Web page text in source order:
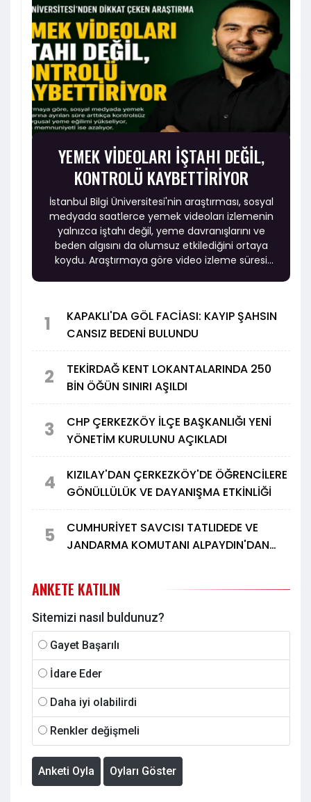
YEMEK VİDEOLARI İŞTAHI DEĞİL,
KONTROLÜ KAYBETTİRİYOR
İstanbul Bilgi Üniversitesi'nin araştırması, sosyal
medyada saatlerce yemek videoları izlemenin
yalnızca iştahı değil, yeme davranışlarını ve
beden algısını da olumsuz etkilediğini ortaya
koydu. Araştırmaya göre video izleme süresi
1
KAPAKLI'DA GÖL FACİASI: KAYIP ŞAHSIN
CANSIZ BEDENİ BULUNDU
2
TEKİRDAĞ KENT LOKANTALARINDA 250
BİN ÖĞÜN SINIRI AŞILDI
3
CHP ÇERKEZKÖY İLÇE BAŞKANLIĞI YENİ
YÖNETİM KURULUNU AÇIKLADI
4
KIZILAY'DAN ÇERKEZKÖY'DE ÖĞRENCİLERE
GÖNÜLLÜLÜK VE DAYANIŞMA ETKİNLİĞİ
5
CUMHURİYET SAVCISI TATLIDEDE VE
JANDARMA KOMUTANI ALPAYDIN'DAN
ANKETE KATILIN
Sitemizi nasıl buldunuz?
Gayet Başarılı
İdare Eder
Daha iyi olabilirdi
Renkler değişmeli
Anketi Oyla Oyları Göster